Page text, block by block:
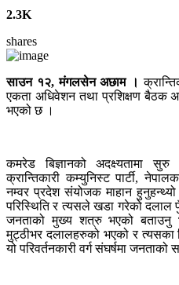
2.3K
shares
साउन १२, मंगलसेन अछाम ।
एकता अधिवेशन तथा प्रशिक्षण बैठक
भएको छ ।
कमरेड बिज्ञानको अदक्ष्यतामा
क्रान्तिकारी कम्युनिस्ट पार्टी,
नम्वर प्रदेश संयोजक माहान
परिस्थिति र त्यसले खडा गरेको दलाल
जनताको मुख्य शत्रु भएको बताउनु
मुट्ठीभर दलालहरुको भएको र
यो परिवर्तनकारी वर्ग संघर्षमा